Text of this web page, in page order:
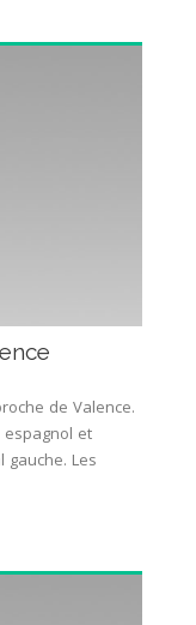
de Valence.
et
gauche. Les